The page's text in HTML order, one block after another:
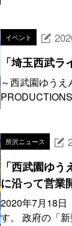
イベント
「埼玉西武
～西武園ゆう
所沢ニュース
「西武園ゆ
に沿って営業
2020年7月18日
す。 政府の「